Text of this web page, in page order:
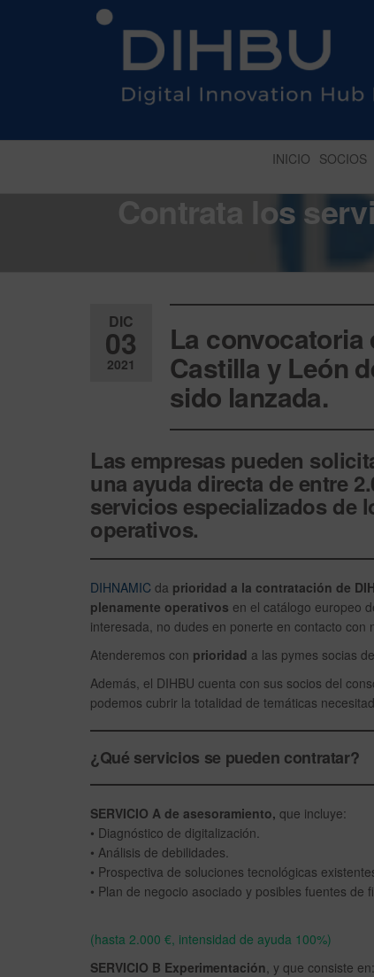
DIGITAL
INICIO SOCIOS
Contrata los
DIC
03
2021
La
Castilla y León
sido lanzada.
Las empresas pueden
una ayuda directa de entre
servicios especializados de
operativos.
DIHNAMIC da prioridad a la contratación de
plenamente operativos en el catálogo europeo
interesada, no dudes en ponerte en contacto con
Atenderemos con prioridad a las pymes socias
Además, el DIHBU cuenta con sus socios del
podemos cubrir la totalidad de temáticas
¿Qué servicios se pueden contratar?
SERVICIO A de asesoramiento, que incluye:
• Diagnóstico de digitalización.
• Análisis de debilidades.
• Prospectiva de soluciones tecnológicas
• Plan de negocio asociado y posibles fuentes de
(hasta 2.000 €, intensidad de ayuda 100%)
SERVICIO B Experimentación, y que consiste en: